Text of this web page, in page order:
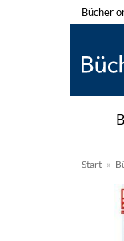
Zum
springen
Bücher
Start »